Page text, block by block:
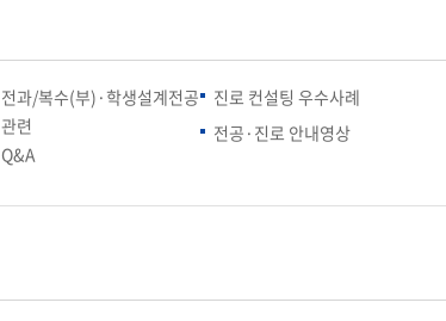
전과/복수(부)·학생설계전공
관련
Q&A
진로 컨설팅 우수사례
전공·진로 안내영상